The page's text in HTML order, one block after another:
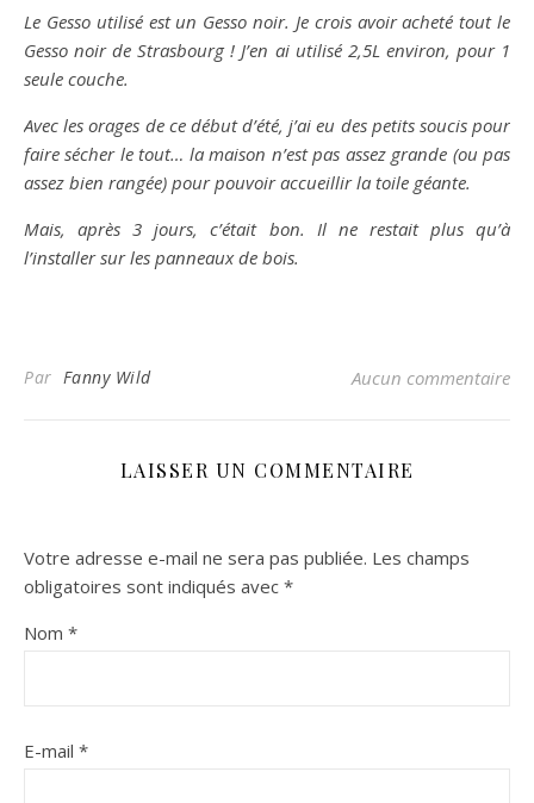
Le Gesso utilisé est un Gesso noir. Je crois avoir acheté tout le
Gesso noir de Strasbourg ! J’en ai utilisé 2,5L environ, pour 1
seule couche.
Avec les orages de ce début d’été, j’ai eu des petits soucis pour
faire sécher le tout… la maison n’est pas assez grande (ou pas
assez bien rangée) pour pouvoir accueillir la toile géante.
Mais, après 3 jours, c’était bon. Il ne restait plus qu’à
l’installer sur les panneaux de bois.
Par Fanny Wild Aucun commentaire
LAISSER UN COMMENTAIRE
Votre adresse e-mail ne sera pas publiée. Les champs
obligatoires sont indiqués avec *
Nom *
E-mail *